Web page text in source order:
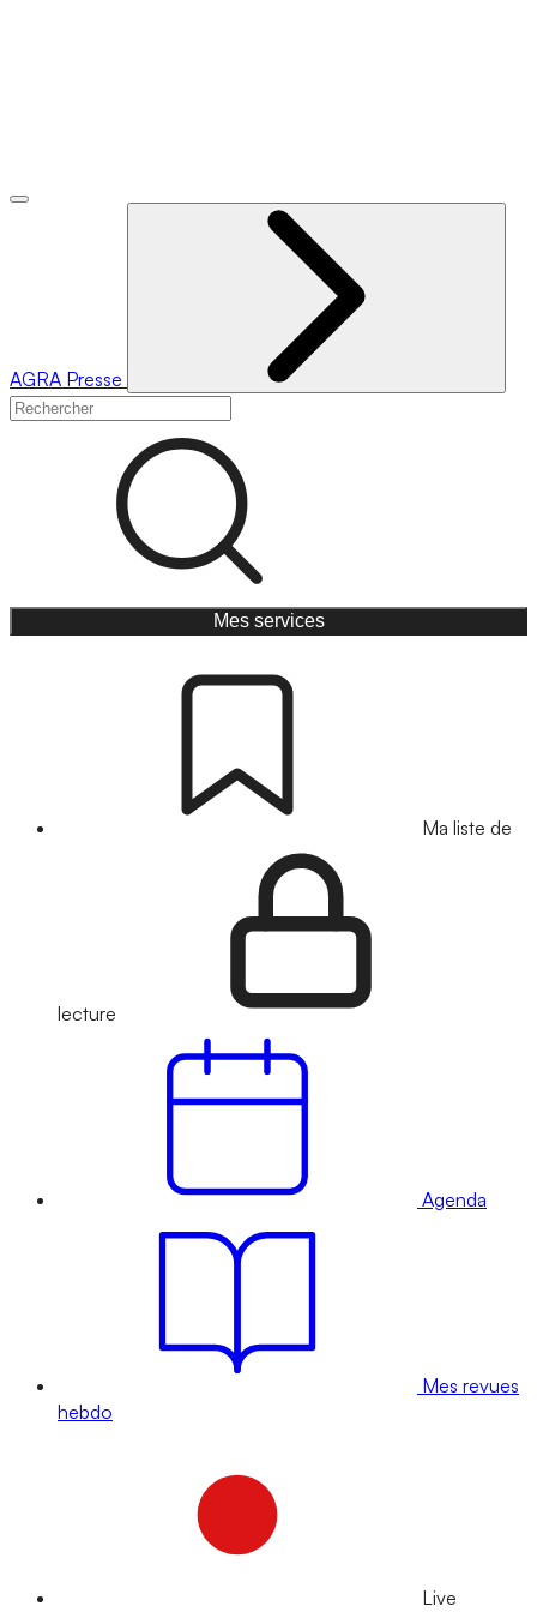
AGRA Presse
Mes services
Ma liste de
lecture
Agenda
Mes revues
hebdo
Live